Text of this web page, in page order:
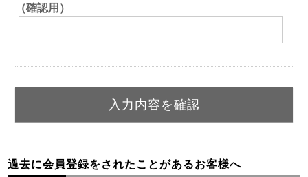
（確認用）
過去に会員登録をされたことがあるお客様へ